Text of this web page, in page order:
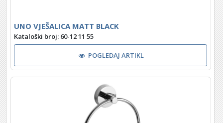
UNO VJEŠALICA MATT BLACK
Kataloški broj: 60-12 11 55
POGLEDAJ ARTIKL